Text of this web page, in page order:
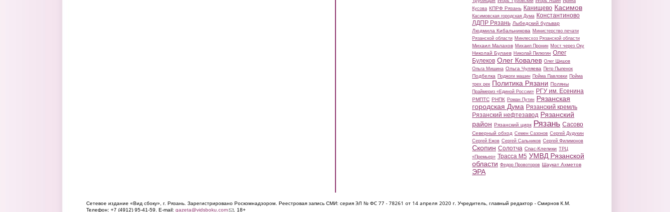
Кусова КПРФ Рязань Канищево Касимов
Касимовская городская Дума Константиново
ЛДПР Рязань Лыбедский бульвар
Людмила Кибальникова Министерство печати
Рязанской области Минлесхоз Рязанской области
Михаил Малахов Михаил Пронин Мост через Оку
Николай Булаев Николай Пилюгин Олег
Булеков Олег Ковалев Олег Шишов
Ольга Мишина Ольга Чуляева Петр Пыленок
Подбелка Поджоги машин Пойма Павловки Пойма
трех рек Политика Рязани Поляны
Праймериз «Единой России» РГУ им. Есенина
РМПТС РНПК Роман Путин Рязанская
городская Дума Рязанский кремль
Рязанский нефтезавод Рязанский
район Рязанский цирк Рязань Сасово
Северный обход Семен Сазонов Сергей Дудукин
Сергей Ежов Сергей Сальников Сергей Филимонов
Скопин Солотча Спас-Клепики ТРЦ
«Премьер» Трасса М5 УМВД Рязанской
области Федор Провоторов Шаукат Ахметов
ЭРА
Сетевое издание «Вид сбоку», г. Рязань. Зарегистрировано Роскомнадзором. Реестровая запись СМИ: серия ЭЛ № ФС 77 - 78261 от 14 апреля 2020 г. Учредитель, главный редактор - Смирнов К.М.
Телефон: +7 (4912) 95-41-59. E-mail: gazeta@vidsboku.com(link sends e-mail)
. 18+